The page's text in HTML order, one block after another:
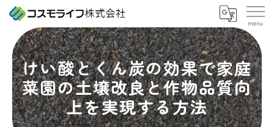
けい酸とくん炭の効果で家庭
菜園の土壌改良と作物品質向
上を実現する方法